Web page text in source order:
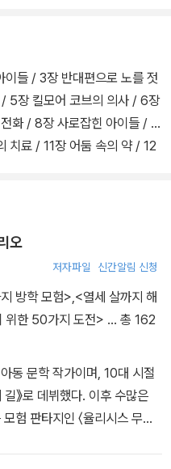
들 / 3장 반대편으로 노를 젓
5장 킬모어 코브의 의사 / 6장
화 / 8장 사로잡힌 아이들 / 9
치료 / 11장 어둠 속의 약 / 12
획 / 19장 대답을 찾아서 / 2
22장 용의 열쇠로 여는 문 / 2
유령 / 25장 얼음의 도시 / 2
째 열쇠의 행방 / 31장 신탁
장 돌아온 제이슨
오
저자파일 신간알림 신청
방학 모험>,<열세 살까지 해
위한 50가지 도전> … 총 162
동 문학 작가이며, 10대 시절
》로 데뷔했다. 이후 수많은
판타지인 〈율리시스 무어〉